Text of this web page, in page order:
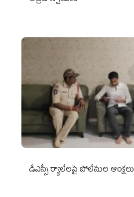
డీఎస్సీ ర్యాలీలపై పోలీసుల ఆంక్షలు